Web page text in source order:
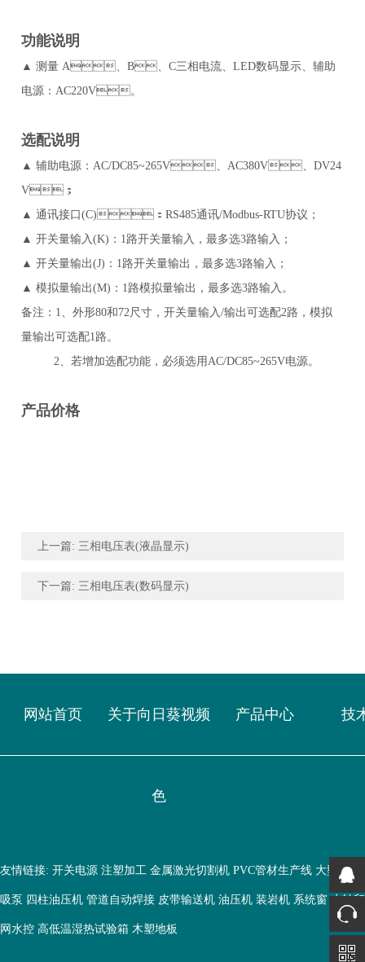
功能说明
▲ 测量 A、B、C三相电流、LED数码显示、辅助
电源：AC220V。
选配说明
▲ 辅助电源：AC/DC85~265V、AC380V、DV24
V；
▲ 通讯接口(C)：RS485通讯/Modbus-RTU协议；
▲ 开关量输入(K)：1路开关量输入，最多选3路输入；
▲ 开关量输出(J)：1路开关量输出，最多选3路输入；
▲ 模拟量输出(M)：1路模拟量输出，最多选3路输入。
备注：1、外形80和72尺寸，开关量输入/输出可选配2路，模拟
量输出可选配1路。
2、若增加选配功能，必须选用AC/DC85~265V电源。
产品价格
上一篇: 三相电压表(液晶显示)
下一篇: 三相电压表(数码显示)
网站首页 关于向日葵视频
色
产品中心 技
友情链接: 开关电源 注塑加工 金属激光切割机 PVC管材生产线 大型鱼缸
吸泵 四柱油压机 管道自动焊接 皮带输送机 油压机 装岩机 系统窗 水转
网水控 高低温湿热试验箱 木塑地板